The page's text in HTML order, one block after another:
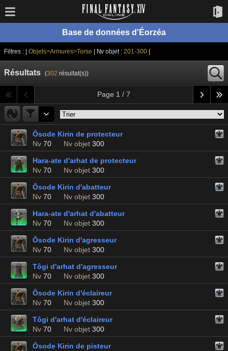
Base de données d'Éorzéa
Filtres : | Objets>Armures>Torse | Nv objet :201-300
Résultats (302 résultat(s))
Page 1 / 7
Ôsode Kirin de protecteur
Nv 70 Nv objet 300
Hara-ate d'arhat de protecteur
Nv 70 Nv objet 300
Ôsode Kirin d'abatteur
Nv 70 Nv objet 300
Hara-ate d'arhat d'abatteur
Nv 70 Nv objet 300
Ôsode Kirin d'agresseur
Nv 70 Nv objet 300
Tôgi d'arhat d'agresseur
Nv 70 Nv objet 300
Ôsode Kirin d'éclaireur
Nv 70 Nv objet 300
Tôgi d'arhat d'éclaireur
Nv 70 Nv objet 300
Ôsode Kirin de pisteur